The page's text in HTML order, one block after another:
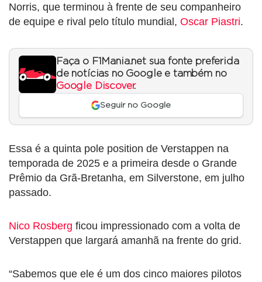
Norris, que terminou à frente de seu companheiro
de equipe e rival pelo título mundial, Oscar Piastri.
Faça o F1Mania.net sua fonte preferida
de notícias no Google e também no
Google Discover.
Seguir no Google
Essa é a quinta pole position de Verstappen na
temporada de 2025 e a primeira desde o Grande
Prêmio da Grã-Bretanha, em Silverstone, em julho
passado.
Nico Rosberg ficou impressionado com a volta de
Verstappen que largará amanhã na frente do grid.
“Sabemos que ele é um dos cinco maiores pilotos